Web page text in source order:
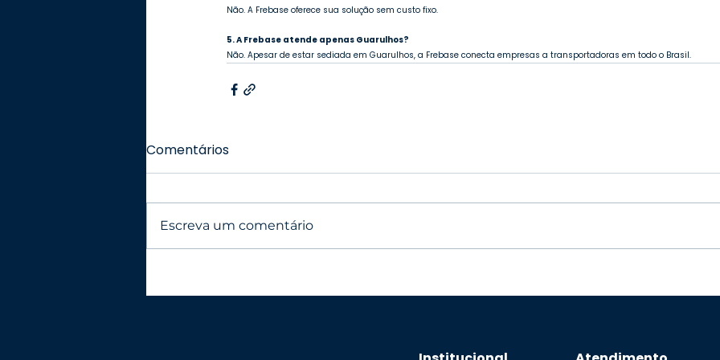
Não. A Frebase oferece sua solução sem custo fixo.
5. A Frebase atende apenas Guarulhos?
Não. Apesar de estar sediada em Guarulhos, a Frebase conecta empresas a transportadoras em todo o Brasil.
Comentários
Escreva um comentário